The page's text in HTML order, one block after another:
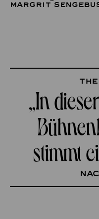
MARGRIT
„In
stimmt